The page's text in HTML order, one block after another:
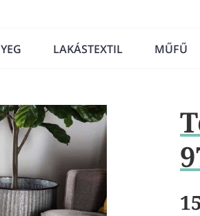
LAKÁSTEXTIL MŰFŰ